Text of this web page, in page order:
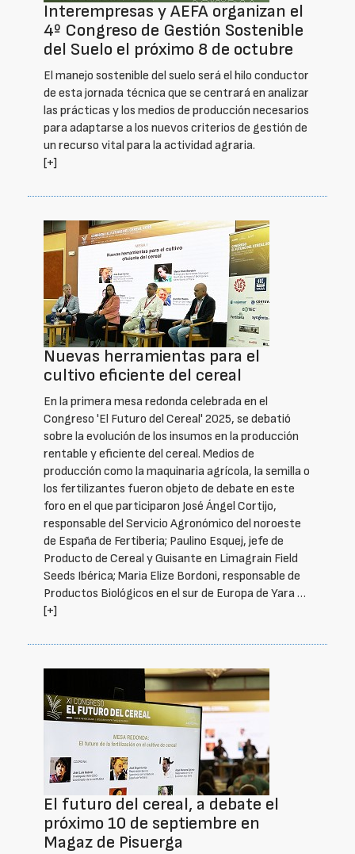
Interempresas y AEFA organizan el
4º Congreso de Gestión Sostenible
del Suelo el próximo 8 de octubre
El manejo sostenible del suelo será el hilo conductor
de esta jornada técnica que se centrará en analizar
las prácticas y los medios de producción necesarios
para adaptarse a los nuevos criterios de gestión de
un recurso vital para la actividad agraria.
[+]
Nuevas herramientas para el
cultivo eficiente del cereal
En la primera mesa redonda celebrada en el
Congreso 'El Futuro del Cereal' 2025, se debatió
sobre la evolución de los insumos en la producción
rentable y eficiente del cereal. Medios de
producción como la maquinaria agrícola, la semilla o
los fertilizantes fueron objeto de debate en este
foro en el que participaron José Ángel Cortijo,
responsable del Servicio Agronómico del noroeste
de España de Fertiberia; Paulino Esquej, jefe de
Producto de Cereal y Guisante en Limagrain Field
Seeds Ibérica; Maria Elize Bordoni, responsable de
Productos Biológicos en el sur de Europa de Yara …
[+]
El futuro del cereal, a debate el
próximo 10 de septiembre en
Magaz de Pisuerga